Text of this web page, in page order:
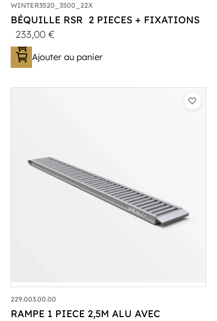
WINTER3520_3500_22X
BÉQUILLE RSR 2 PIECES + FIXATIONS
233,00€
Ajouter au panier
229.003.00.00
RAMPE 1 PIECE 2,5M ALU AVEC